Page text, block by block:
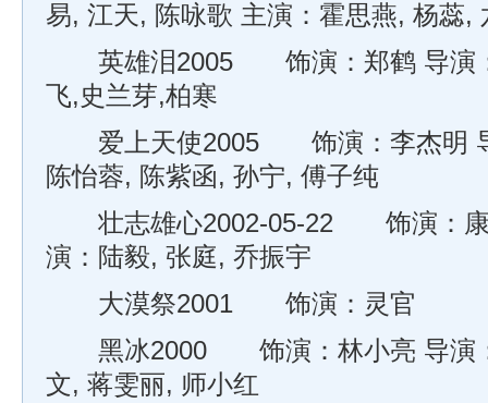
易, 江天, 陈咏歌 主演：霍思燕, 杨蕊,
英雄泪2005 饰演：郑鹤 导演：
飞,史兰芽,柏寒
爱上天使2005 饰演：李杰明 导
陈怡蓉, 陈紫函, 孙宁, 傅子纯
壮志雄心2002-05-22 饰演：康
演：陆毅, 张庭, 乔振宇
大漠祭2001 饰演：灵官
黑冰2000 饰演：林小亮 导演：
文, 蒋雯丽, 师小红